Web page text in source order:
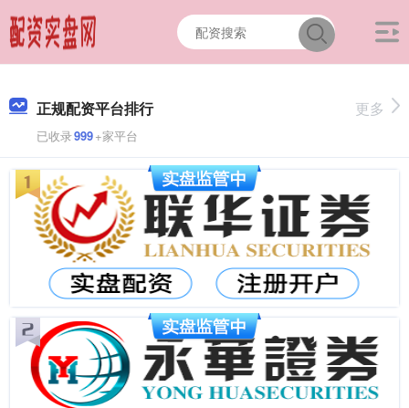
正规配资平台排行
已收录999+家平台
更多